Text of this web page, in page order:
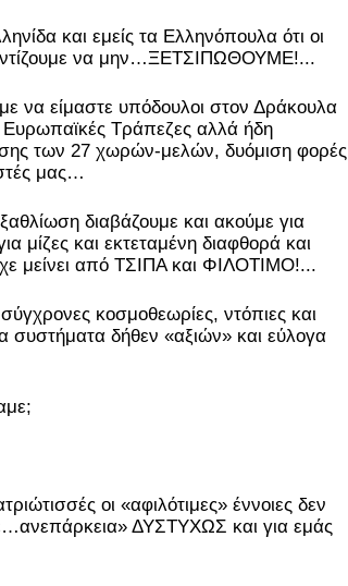
και εμείς τα Ελληνόπουλα ότι οι
να μην…ΞΕΤΣΙΠΩΘΟΥΜΕ!...
να είμαστε υπόδουλοι στον Δράκουλα
Ευρωπαϊκές Τράπεζες αλλά ήδη
των 27 χωρών-μελών, δυόμιση φορές
μας…
διαβάζουμε και ακούμε για
μίζες και εκτεταμένη διαφθορά και
μείνει από ΤΣΙΠΑ και ΦΙΛΟΤΙΜΟ!...
κοσμοθεωρίες, ντόπιες και
συστήματα δήθεν «αξιών» και εύλογα
οι «αφιλότιμες» έννοιες δεν
ΔΥΣΤΥΧΩΣ και για εμάς